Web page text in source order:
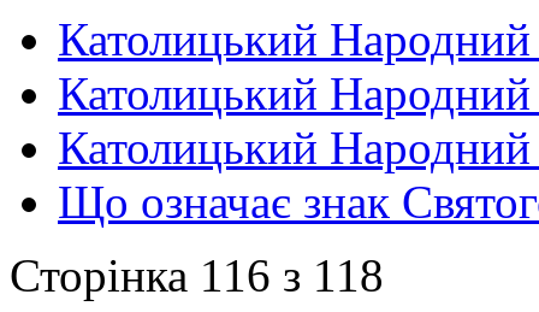
Католицький
Католицький
Католицький
Що означає знак
Сторінка 116 з 118